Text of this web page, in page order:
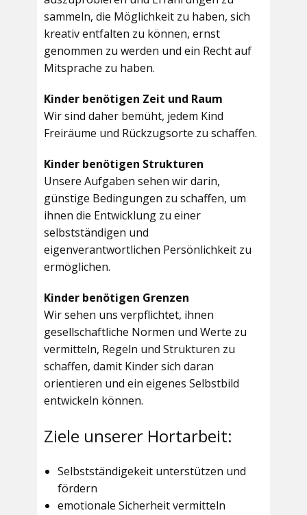
sammeln, die Möglichkeit zu haben, sich
kreativ entfalten zu können, ernst
genommen zu werden und ein Recht auf
Mitsprache zu haben.
Kinder benötigen Zeit und Raum
Wir sind daher bemüht, jedem Kind
Freiräume und Rückzugsorte zu schaffen.
Kinder benötigen Strukturen
Unsere Aufgaben sehen wir darin,
günstige Bedingungen zu schaffen, um
ihnen die Entwicklung zu einer
selbstständigen und
eigenverantwortlichen Persönlichkeit zu
ermöglichen.
Kinder benötigen Grenzen
Wir sehen uns verpflichtet, ihnen
gesellschaftliche Normen und Werte zu
vermitteln, Regeln und Strukturen zu
schaffen, damit Kinder sich daran
orientieren und ein eigenes Selbstbild
entwickeln können.
Ziele unserer Hortarbeit:
Selbstständigekeit unterstützen und
fördern
emotionale Sicherheit vermitteln